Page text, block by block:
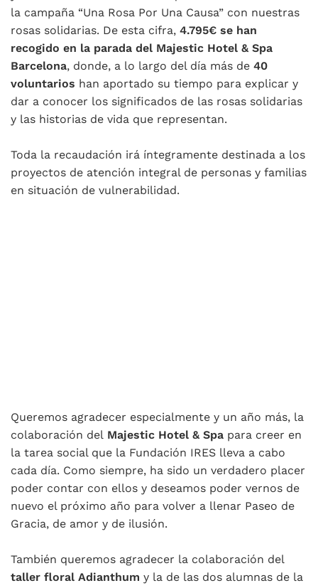
la campaña “Una Rosa Por Una Causa” con nuestras
rosas solidarias. De esta cifra, 4.795€ se han
recogido en la parada del Majestic Hotel & Spa
Barcelona, donde, a lo largo del día más de 40
voluntarios han aportado su tiempo para explicar y
dar a conocer los significados de las rosas solidarias
y las historias de vida que representan.
Toda la recaudación irá íntegramente destinada a los
proyectos de atención integral de personas y familias
en situación de vulnerabilidad.
Queremos agradecer especialmente y un año más, la
colaboración del Majestic Hotel & Spa para creer en
la tarea social que la Fundación IRES lleva a cabo
cada día. Como siempre, ha sido un verdadero placer
poder contar con ellos y deseamos poder vernos de
nuevo el próximo año para volver a llenar Paseo de
Gracia, de amor y de ilusión.
También queremos agradecer la colaboración del
taller floral Adianthum y la de las dos alumnas de la